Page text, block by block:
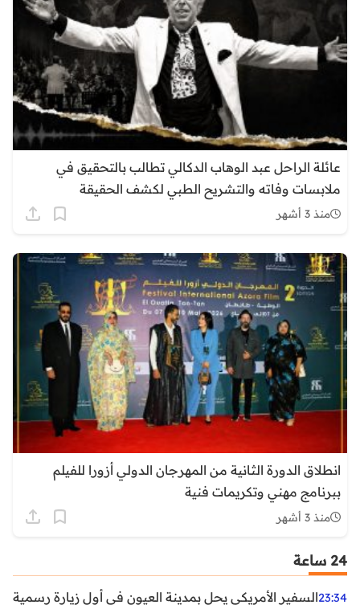
عائلة الراحل عبد الوهاب الدكالي تطالب بالتحقيق في
ملابسات وفاته والتشريح الطبي لكشف الحقيقة
منذ 3 أشهر
انطلاق الدورة الثانية من المهرجان الدولي أزورا للفيلم
ببرنامج مهني وتكريمات فنية
منذ 3 أشهر
24 ساعة
23:34السفير الأمريكي يحل بمدينة العيون في أول زيارة رسمية